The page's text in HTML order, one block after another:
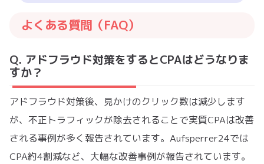
よくある質問（FAQ）
Q. アドフラウド対策をするとCPAはどうなりま
すか？
アドフラウド対策後、見かけのクリック数は減少します
が、不正トラフィックが除去されることで実質CPAは改善
される事例が多く報告されています。Aufsperrer24では
CPA約4割減など、大幅な改善事例が報告されています。